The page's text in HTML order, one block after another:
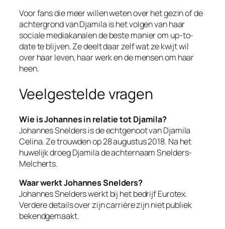
Voor fans die meer willen weten over het gezin of de
achtergrond van Djamila is het volgen van haar
sociale mediakanalen de beste manier om up-to-
date te blijven. Ze deelt daar zelf wat ze kwijt wil
over haar leven, haar werk en de mensen om haar
heen.
Veelgestelde vragen
Wie is Johannes in relatie tot Djamila?
Johannes Snelders is de echtgenoot van Djamila
Celina. Ze trouwden op 28 augustus 2018. Na het
huwelijk droeg Djamila de achternaam Snelders-
Melcherts.
Waar werkt Johannes Snelders?
Johannes Snelders werkt bij het bedrijf Eurotex.
Verdere details over zijn carrière zijn niet publiek
bekendgemaakt.